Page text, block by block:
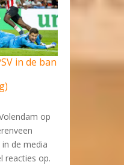
in de ban
op
de media
reacties op.